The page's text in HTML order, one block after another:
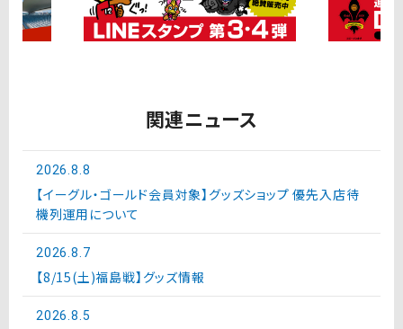
関連ニュース
2026.8.8
【イーグル・ゴールド会員対象】グッズショップ 優先入店待
機列運用について
2026.8.7
【8/15(土)福島戦】グッズ情報
2026.8.5